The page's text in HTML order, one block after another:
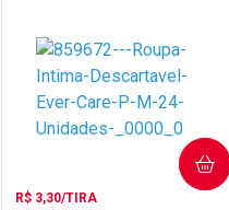
Laboratório
Por Menos
R$ 3,30/TIRA
COMPRAR